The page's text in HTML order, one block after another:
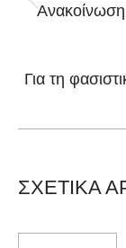
Για τη
ΣΧΕΤΙΚΑ